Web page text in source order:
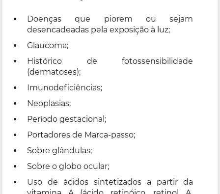
Doenças que piorem ou sejam
desencadeadas pela exposição à luz;
Glaucoma;
Histórico de fotossensibilidade
(dermatoses);
Imunodeficiências;
Neoplasias;
Período gestacional;
Portadores de Marca-passo;
Sobre glândulas;
Sobre o globo ocular;
Uso de ácidos sintetizados a partir da